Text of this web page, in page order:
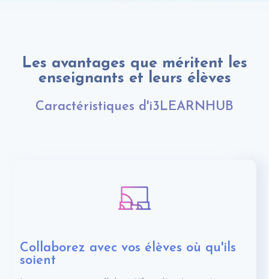
Les avantages que méritent les
enseignants et leurs élèves
Caractéristiques d'i3LEARNHUB
Collaborez avec vos élèves où qu'ils
soient